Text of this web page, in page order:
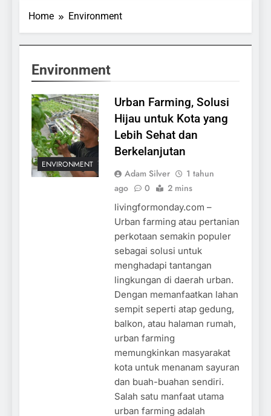
Home Environment
Environment
ENVIRONMENT
Urban Farming, Solusi
Hijau untuk Kota yang
Lebih Sehat dan
Berkelanjutan
Adam Silver
1 tahun
ago
0 2 mins
livingformonday.com –
Urban farming atau pertanian
perkotaan semakin populer
sebagai solusi untuk
menghadapi tantangan
lingkungan di daerah urban.
Dengan memanfaatkan lahan
sempit seperti atap gedung,
balkon, atau halaman rumah,
urban farming
memungkinkan masyarakat
kota untuk menanam sayuran
dan buah-buahan sendiri.
Salah satu manfaat utama
urban farming adalah